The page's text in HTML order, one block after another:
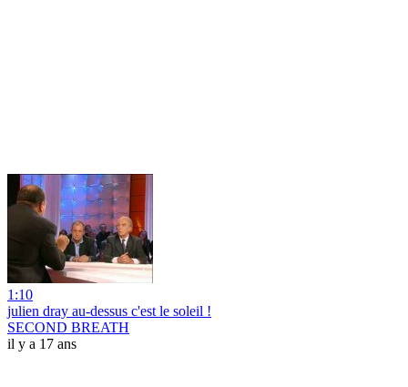
1:10
julien dray au-dessus c'est le soleil !
SECOND BREATH
il y a 17 ans